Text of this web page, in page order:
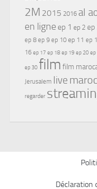
2M 2015 2016 al
en ligne ep 1 ep 2 ep
ep 8 ep 9 ep 10 ep 11 ep
16 ep 17 ep 18 ep 19 ep 20 ep
ep 30 film film
Jerusalem live maroc
regarder
Déclaration